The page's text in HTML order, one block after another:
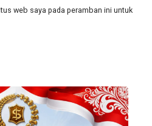
web saya pada peramban ini untuk